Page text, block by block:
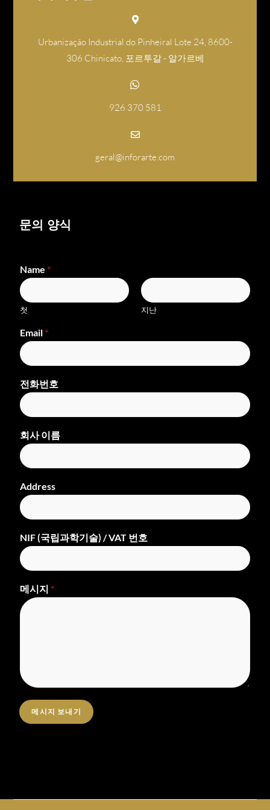
Urbanização Industrial do Pinheiral Lote 24, 8600-
306 Chinicato, 포르투갈 - 알가르베
926 370 581
geral@inforarte.com
문의 양식
Name *
첫 지난
Email *
전화번호
회사 이름
Address
NIF (국립과학기술) / VAT 번호
메시지 *
메시지 보내기